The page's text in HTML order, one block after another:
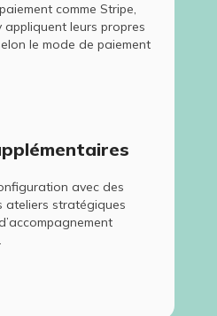
comme Stripe,
leurs propres
le mode de paiement
avec des
ateliers stratégiques